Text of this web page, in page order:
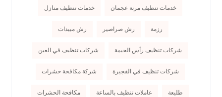
خدمات تنظيف مرنة عجمان خدمات تنظيف منازل
رزمة رش صراصير رش مبيدات
شركات تنظيف رأس الخيمة شركات تنظيف في العين
شركات تنظيف في الفجيرة شركة مكافحة حشرات
طليعة عاملات تنظيف بالساعة مكافحة الحشرات